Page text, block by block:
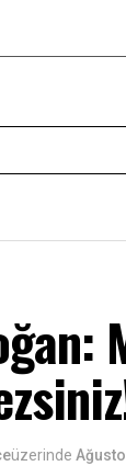
üzerinde